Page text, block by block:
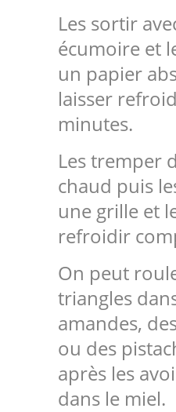
Les sortir
écumoire et
un papier
laisser
minutes.
Les tremper
chaud puis
une grille et
refroidir
On peut
triangles
amandes,
ou des
après les
dans le miel.